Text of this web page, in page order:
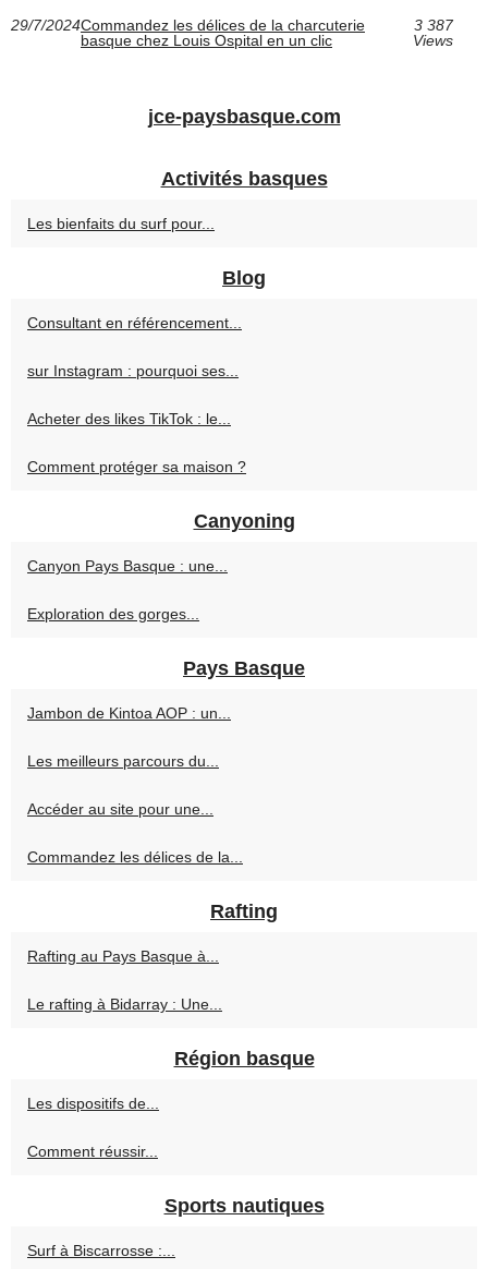
29/7/2024Commandez les délices de la charcuterie
basque chez Louis Ospital en un clic
3 387
Views
jce-paysbasque.com
Activités basques
Les bienfaits du surf pour...
Blog
Consultant en référencement...
sur Instagram : pourquoi ses...
Acheter des likes TikTok : le...
Comment protéger sa maison ?
Canyoning
Canyon Pays Basque : une...
Exploration des gorges...
Pays Basque
Jambon de Kintoa AOP : un...
Les meilleurs parcours du...
Accéder au site pour une...
Commandez les délices de la...
Rafting
Rafting au Pays Basque à...
Le rafting à Bidarray : Une...
Région basque
Les dispositifs de...
Comment réussir...
Sports nautiques
Surf à Biscarrosse :...